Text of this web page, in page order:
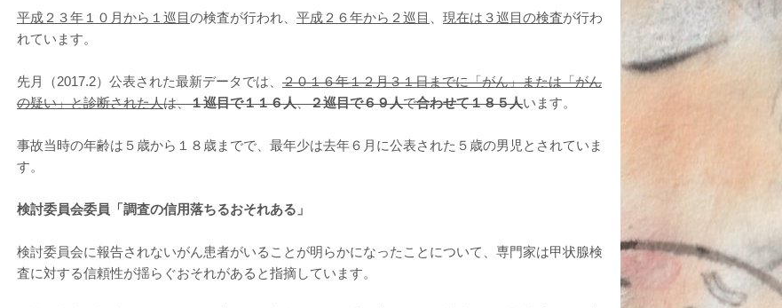
平成２３年１０月から１巡目 の検査が行われ、 平成２６年から２巡目 現在は３巡目の検査が行わ
れています。
先月（2017.2）公表された最新データでは、 ２０１６年１２月３１日までに「がん」または「がん
の疑い」と診断された人は、１巡目で１１６人、２巡目で６９人で合わせて１８５人います。
事故当時の年齢は５歳から１８歳までで、最年少は去年６月に公表された５歳の男児とされていま
す。
検討委員会委員「調査の信用落ちるおそれある」
検討委員会に報告されないがん患者がいることが明らかになったことについて、専門家は甲状腺検
査に対する信頼性が揺らぐおそれがあると指摘しています。